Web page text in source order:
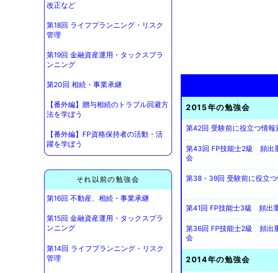
改正など
第18回 ライフプランニング・リスク
管理
第19回 金融資産運用・タックスプラ
ンニング
第20回 相続・事業承継
【番外編】贈与相続のトラブル回避方
法を学ぼう
【番外編】FP資格保持者の活動・活
躍を学ぼう
それ以前の勉強会
第16回 不動産、相続・事業承継
第15回 金融資産運用・タックスプラ
ンニング
第14回 ライフプランニング・リスク
管理
2015年の勉強会
第42回 受験前に役立つ情
第43回 FP技能士2級 頻出
会
第38・39回 受験前に役立
第41回 FP技能士3級 頻出
第36回 FP技能士2級 頻出
会
2014年の勉強会